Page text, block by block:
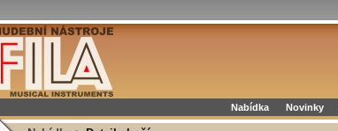
Nabídka Novinky